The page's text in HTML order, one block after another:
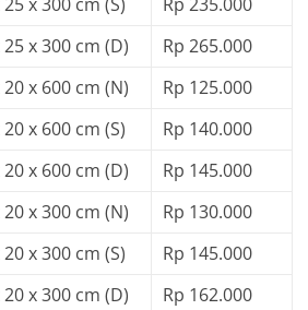
x 300 cm (D)
Rp 265.000
x 600 cm (N)
Rp 125.000
x 600 cm (S)
Rp 140.000
x 600 cm (D)
Rp 145.000
x 300 cm (N)
Rp 130.000
x 300 cm (S)
Rp 145.000
x 300 cm (D) Rp 162.000